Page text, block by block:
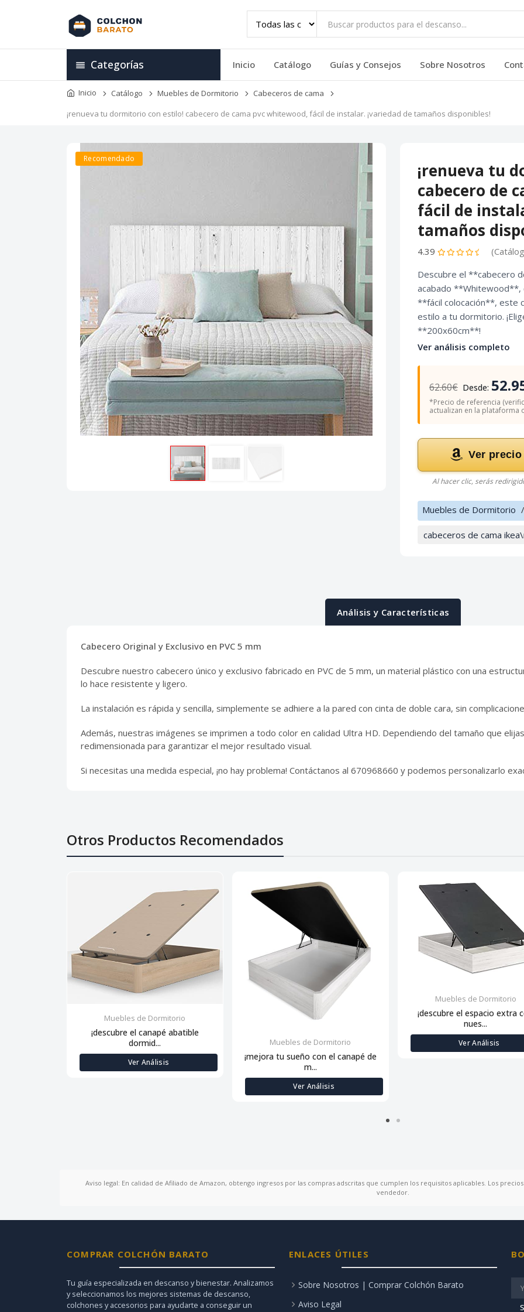
Categorías Inicio Catálogo Guías y Consejos Sobre Nosotros
Inicio Catálogo Muebles de Dormitorio
Cabeceros de cama
¡renueva tu dormitorio con estilo! cabecero de cama pvc whitewood, fácil de instalar. ¡variedad de tamaños disponibles!
Recomendado
¡renueva tu
cabecero de
fácil de
tamaños
4.39
Descubre el **cabecero
acabado **Whitewood**,
**fácil colocación**, este
estilo a tu dormitorio.
**200x60cm**!
Ver análisis completo
62.60€ Desde:
*Precio de referencia
actualizan en la plataforma
Ver
Al hacer clic, serás
Muebles de Dormitorio /
cabeceros de cama
Análisis y Características
Cabecero Original y Exclusivo en PVC 5 mm
Descubre nuestro cabecero único y exclusivo fabricado en PVC de 5 mm, un material plástico con una
lo hace resistente y ligero.
La instalación es rápida y sencilla, simplemente se adhiere a la pared con cinta de doble cara, sin
Además, nuestras imágenes se imprimen a todo color en calidad Ultra HD. Dependiendo del tamaño que
redimensionada para garantizar el mejor resultado visual.
Si necesitas una medida especial, ¡no hay problema! Contáctanos al 670968660 y podemos personalizarlo
Otros Productos Recomendados
Muebles de Dormitorio
¡descubre el canapé abatible
dormid...
Ver Análisis
Muebles de Dormitorio
¡mejora tu sueño con el canapé de
m...
Ver Análisis
Muebles de Dormitorio
¡descubre el espacio extra
nues...
Ver Análisis
Aviso legal: En calidad de Afiliado de Amazon, obtengo ingresos por las compras adscritas que cumplen los requisitos aplicables. Los
vendedor.
COMPRAR COLCHÓN BARATO
Tu guía especializada en descanso y bienestar. Analizamos
y seleccionamos los mejores sistemas de descanso,
colchones y accesorios para ayudarte a conseguir un
ENLACES ÚTILES
Sobre Nosotros | Comprar Colchón Barato
Aviso Legal